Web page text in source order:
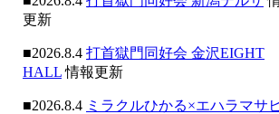
更新
■2026.8.4 打首獄門同好会 金沢EIGHT
HALL情報更新
■2026.8.4 ミラクルひかる×エハラマサ